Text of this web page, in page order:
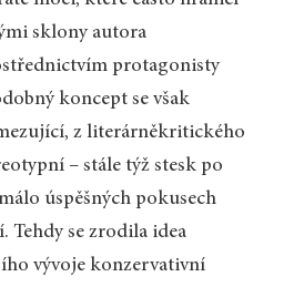
sklony autora
protagonisty
koncept se však
z literárněkritického
– stále týž stesk po
úspěšných pokusech
Tehdy se zrodila idea
vývoje konzervativní